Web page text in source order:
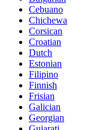
Cebuano
Chichewa
Corsican
Croatian
Dutch
Estonian
Filipino
Finnish
Frisian
Galician
Georgian